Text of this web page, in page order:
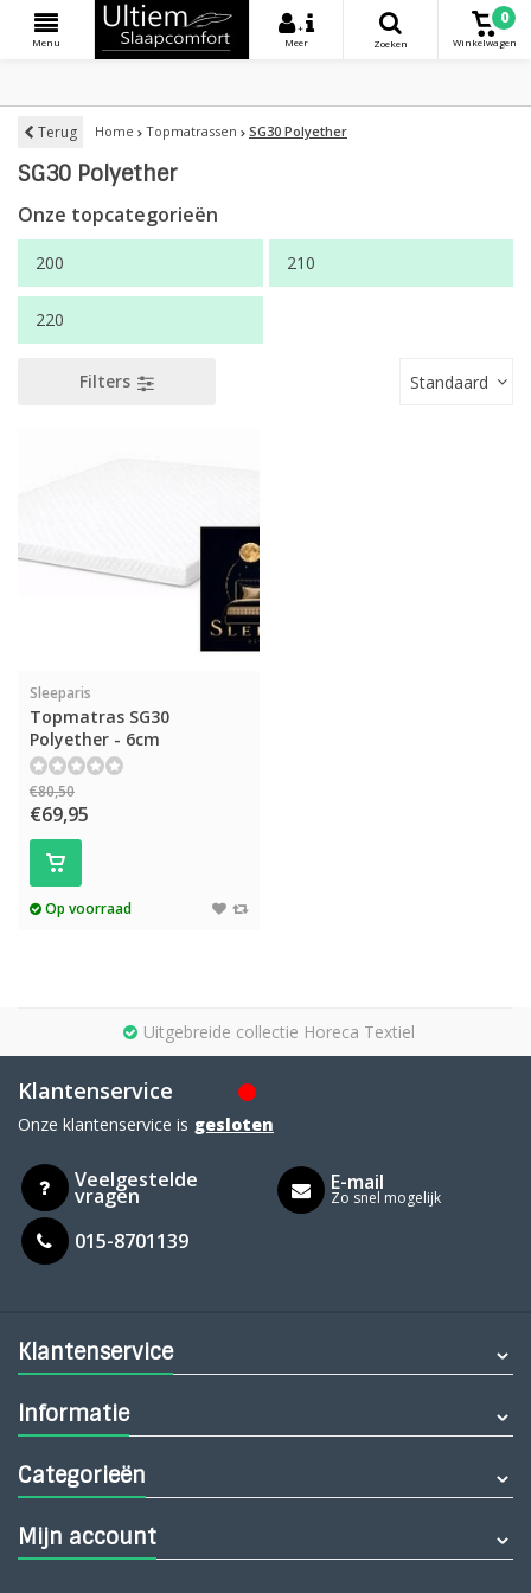
Menu
+
Meer
Zoeken
0
Winkelwagen
Terug Home Topmatrassen SG30 Polyether
SG30 Polyether
Onze topcategorieën
200 210
220
Filters Standaard
Sleeparis
Topmatras SG30
Polyether - 6cm
€80,50
€69,95
Op voorraad
Uitgebreide collectie Horeca Textiel
Klantenservice
Onze klantenservice is gesloten
Veelgestelde
vragen
015-8701139
E-mail
Zo snel mogelijk
Klantenservice
Informatie
Categorieën
Mijn account